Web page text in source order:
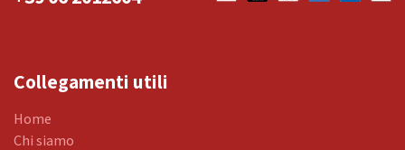
Collegamenti utili
Home
Chi siamo